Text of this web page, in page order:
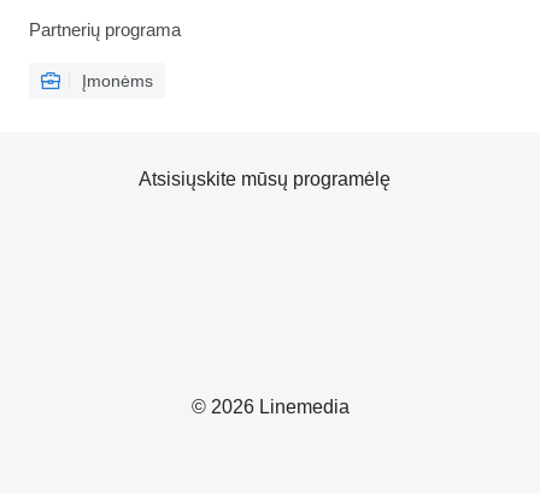
Partnerių programa
Įmonėms
© 2026 Linemedia
Atsisiųskite mūsų programėlę